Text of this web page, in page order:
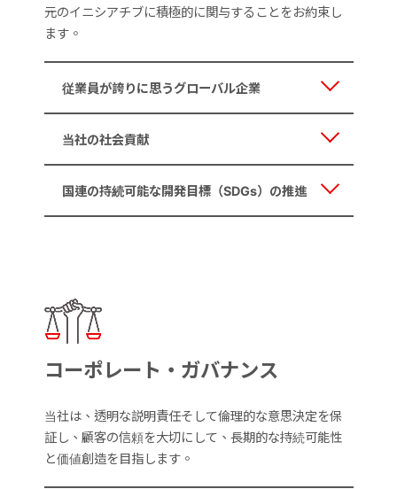
元のイニシアチブに積極的に関与することをお約束し
ます。
従業員が誇りに思うグローバル企業
当社の社会貢献
国連の持続可能な開発目標（SDGs）の推進
コーポレート・ガバナンス
当社は、透明な説明責任そして倫理的な意思決定を保
証し、顧客の信頼を大切にして、長期的な持続可能性
と価値創造を目指します。